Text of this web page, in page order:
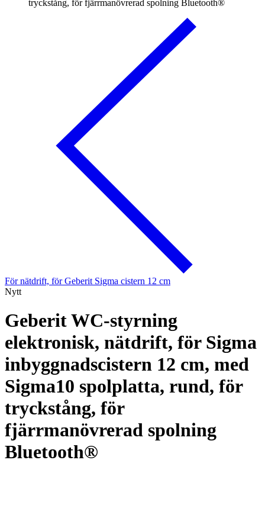
tryckstång, för fjärrmanövrerad spolning Bluetooth®
För nätdrift, för Geberit Sigma cistern 12 cm
Nytt
Geberit WC-styrning
elektronisk, nätdrift, för Sigma
inbyggnadscistern 12 cm, med
Sigma10 spolplatta, rund, för
tryckstång, för
fjärrmanövrerad spolning
Bluetooth®